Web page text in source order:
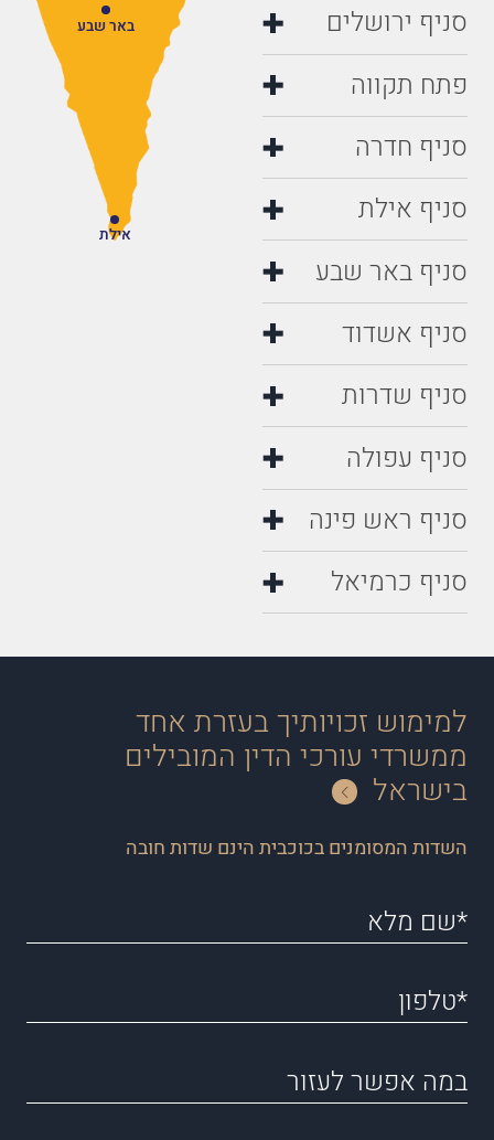
סניף ירושלים
פתח תקווה
סניף חדרה
סניף אילת
סניף באר שבע
סניף אשדוד
סניף שדרות
סניף עפולה
סניף ראש פינה
סניף כרמיאל
אילת
באר שבע
למימוש זכויותיך בעזרת אחד
ממשרדי עורכי הדין המובילים
בישראל
השדות המסומנים בכוכבית הינם שדות חובה